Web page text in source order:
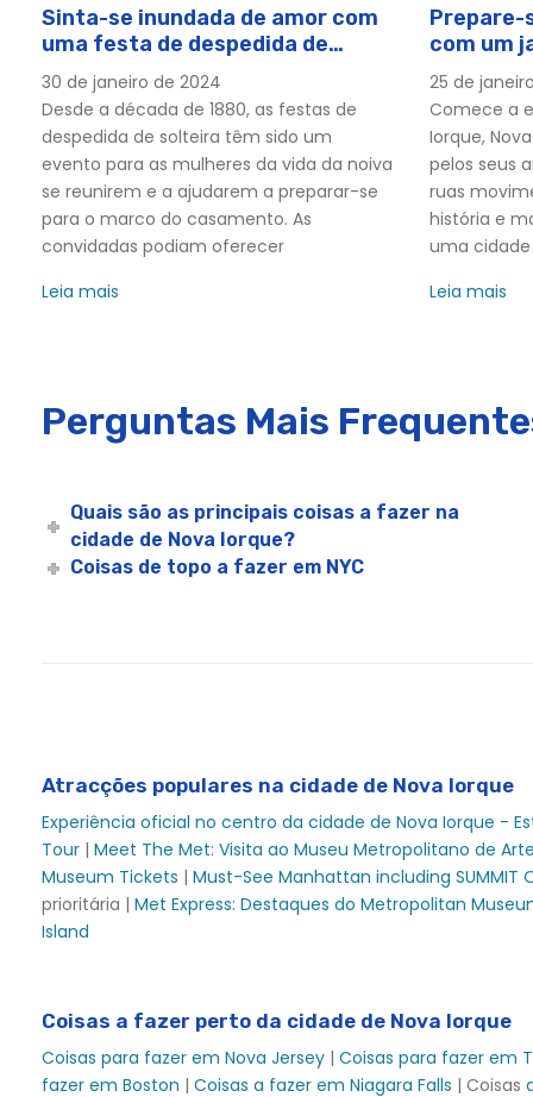
Bateaux Nova Iorque Jantar do Primeiro Cruzeiro do Dia
Bateaux New York Dia das Mães Premier Plus Cruzeiro
Bateaux New York Dia de Ano Novo Cruzeiro com Jantar
Bateaux New York New Year's Eve Premier Plus Brunch
Bateaux New York Cruzeiro com Brunch no Dia de Ano
Bateaux New York Premier Brunch Cruise | City Cruises™
Bateaux New York Premier Dinner Cruise | City Cruises™
Cruzeiro de Fogo-de-Artifício do Capitão na Véspera
Cruzeiro com Brunch de Assinatura no Dia de Natal |
Cruzeiro de Brunch de Assinatura no Dia de Natal em
Cruzeiro com jantar de assinatura na véspera de Natal
Cruzeiro com jantar de assinatura na véspera de Natal
Véspera de Natal Assinatura Cruzeiro de Almoço
City Cruises NY - Cais 15
City Cruises NY - Semana do Restaurante
Direcções - Nova Iorque
Jantar do Dia dos Pais em Nova Jersey
Brunch de Páscoa em Nova Iorque | Domingo de
Sinta-se inundada de amor com
uma festa de despedida de
solteira em Nova Jersey
30 de janeiro de 2024
Desde a década de 1880, as festas de
despedida de solteira têm sido um
evento para as mulheres da vida da noiva
se reunirem e a ajudarem a preparar-se
para o marco do casamento. As
convidadas podiam oferecer
Leia mais
Prepare-
com um
Nova
25 de
Comece a
Iorque,
pelos seus
ruas
história e
uma
Leia mais
Perguntas Mais
Quais são as principais coisas a fazer na
cidade de Nova Iorque?
Coisas de topo a fazer em NYC
Atracções populares na cidade de Nova Iorque
Experiência oficial no centro da cidade de Nova Iorque -
Tour | Meet The Met: Visita ao Museu Metropolitano de Arte
Museum Tickets | Must-See Manhattan including SUMMIT
prioritária | Met Express: Destaques do Metropolitan
Island
Coisas a fazer perto da cidade de Nova Iorque
Coisas para fazer em Nova Jersey | Coisas para fazer em
fazer em Boston | Coisas a fazer em Niagara Falls | Coisas